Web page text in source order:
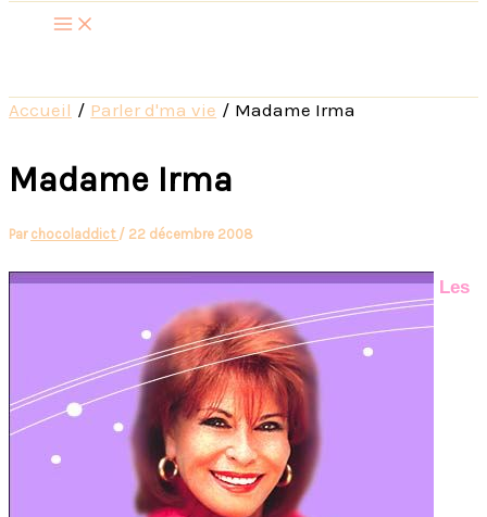
Accueil Parler d'ma vie Madame Irma
Madame Irma
Par chocoladdict / 22 décembre 2008
Les